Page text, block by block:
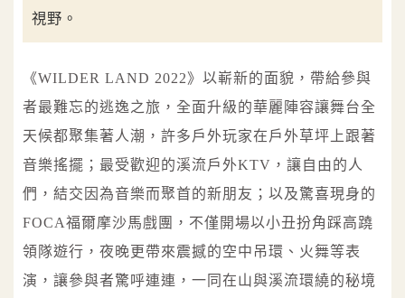
視野。
《WILDER LAND 2022》以嶄新的面貌，帶給參與
者最難忘的逃逸之旅，全面升級的華麗陣容讓舞台全
天候都聚集著人潮，許多戶外玩家在戶外草坪上跟著
音樂搖擺；最受歡迎的溪流戶外KTV，讓自由的人
們，結交因為音樂而聚首的新朋友；以及驚喜現身的
FOCA福爾摩沙馬戲團，不僅開場以小丑扮角踩高蹺
領隊遊行，夜晚更帶來震撼的空中吊環、火舞等表
演，讓參與者驚呼連連，一同在山與溪流環繞的秘境